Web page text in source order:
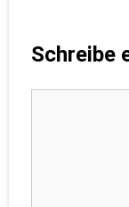
Schreibe